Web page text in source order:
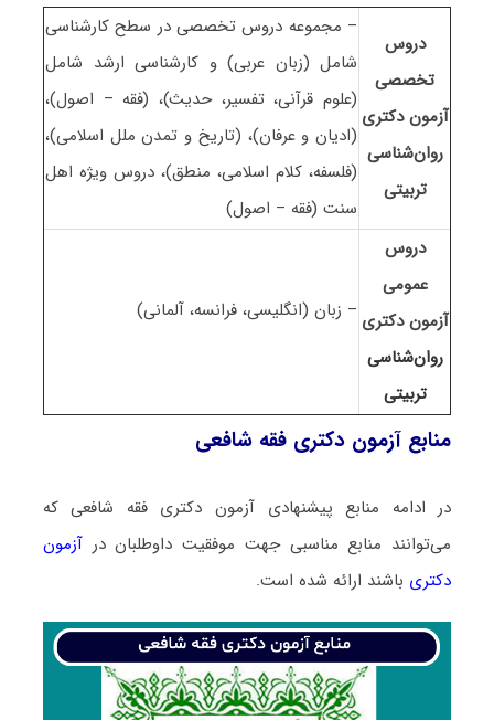
دروس
تخصصی
آزمون دکتری
روان‌شناسی
تربیتی
– مجموعه دروس تخصصی در سطح کارشناسی
شامل (زبان عربی) و کارشناسی ارشد شامل
(علوم قرآنی، تفسیر، حدیث)، (فقه – اصول)،
(ادیان و عرفان)، (تاریخ و تمدن ملل اسلامی)،
(فلسفه، کلام اسلامی، منطق)، دروس ویژه اهل
سنت (فقه – اصول)
دروس
عمومی
آزمون دکتری
روان‌شناسی
تربیتی
– زبان (انگلیسی، فرانسه، آلمانی)
منابع آزمون دکتری فقه شافعی
در ادامه منابع پیشنهادی آزمون دکتری فقه شافعی که
می‌توانند منابع مناسبی جهت موفقیت داوطلبان درآزمون
دکتری باشند ارائه شده است.